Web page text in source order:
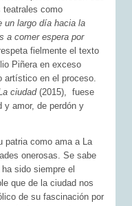
teatrales como
un largo día hacia la
a comer espera por
fielmente el texto
Piñera en exceso
artístico en el proceso.
ciudad(2015), fuese
y amor, de perdón y
patria como ama a La
onerosas. Se sabe
sido siempre el
que de la ciudad nos
de su fascinación por